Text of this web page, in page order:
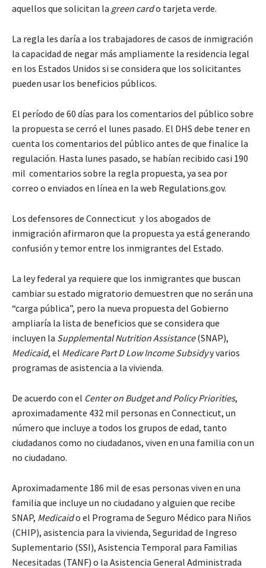
aquellos que solicitan la green cardo tarjeta verde.
La regla les daría a los trabajadores de casos de inmigración
la capacidad de negar más ampliamente la residencia legal
en los Estados Unidos si se considera que los solicitantes
pueden usar los beneficios públicos.
El período de 60 días para los comentarios del público sobre
la propuesta se cerró el lunes pasado. El DHS debe tener en
cuenta los comentarios del público antes de que finalice la
regulación. Hasta lunes pasado, se habían recibido casi 190
mil comentarios sobre la regla propuesta, ya sea por
correo o enviados en línea en la web Regulations.gov.
Los defensores de Connecticut y los abogados de
inmigración afirmaron que la propuesta ya está generando
confusión y temor entre los inmigrantes del Estado.
La ley federal ya requiere que los inmigrantes que buscan
cambiar su estado migratorio demuestren que no serán una
“carga pública”, pero la nueva propuesta del Gobierno
ampliaría la lista de beneficios que se considera que
incluyen la Supplemental Nutrition Assistance(SNAP),
Medicaid, el Medicare Part D Low Income Subsidyy varios
programas de asistencia a la vivienda.
De acuerdo con el Center on Budget and Policy Priorities,
aproximadamente 432 mil personas en Connecticut, un
número que incluye a todos los grupos de edad, tanto
ciudadanos como no ciudadanos, viven en una familia con un
no ciudadano.
Aproximadamente 186 mil de esas personas viven en una
familia que incluye un no ciudadano y alguien que recibe
SNAP, Medicaido el Programa de Seguro Médico para Niños
(CHIP), asistencia para la vivienda, Seguridad de Ingreso
Suplementario (SSI), Asistencia Temporal para Familias
Necesitadas (TANF) o la Asistencia General Administrada